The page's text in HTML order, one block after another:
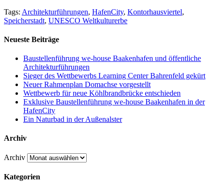
Tags: Architekturführungen, HafenCity, Kontorhausviertel,
Speicherstadt, UNESCO Weltkulturerbe
Neueste Beiträge
Baustellenführung we-house Baakenhafen und öffentliche
Architekturführungen
Sieger des Wettbewerbs Learning Center Bahrenfeld gekürt
Neuer Rahmenplan Domachse vorgestellt
Wettbewerb für neue Köhlbrandbrücke entschieden
Exklusive Baustellenführung we-house Baakenhafen in der
HafenCity
Ein Naturbad in der Außenalster
Archiv
Archiv
Kategorien